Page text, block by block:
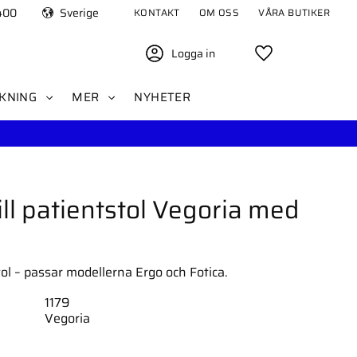
Sverige KONTAKT OM OSS VÅRA BUTIKER
Logga in
MER NYHETER
patientstol Vegoria med
– passar modellerna Ergo och Fotica.
1179
Vegoria